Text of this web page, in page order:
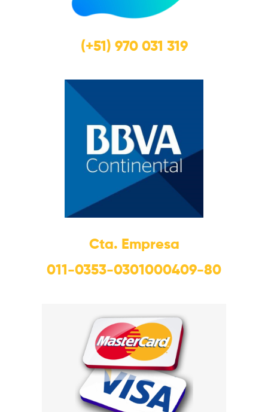
(+51) 970 031 319
Cta. Empresa
011-0353-0301000409-80